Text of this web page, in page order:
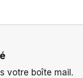
votre boîte mail.